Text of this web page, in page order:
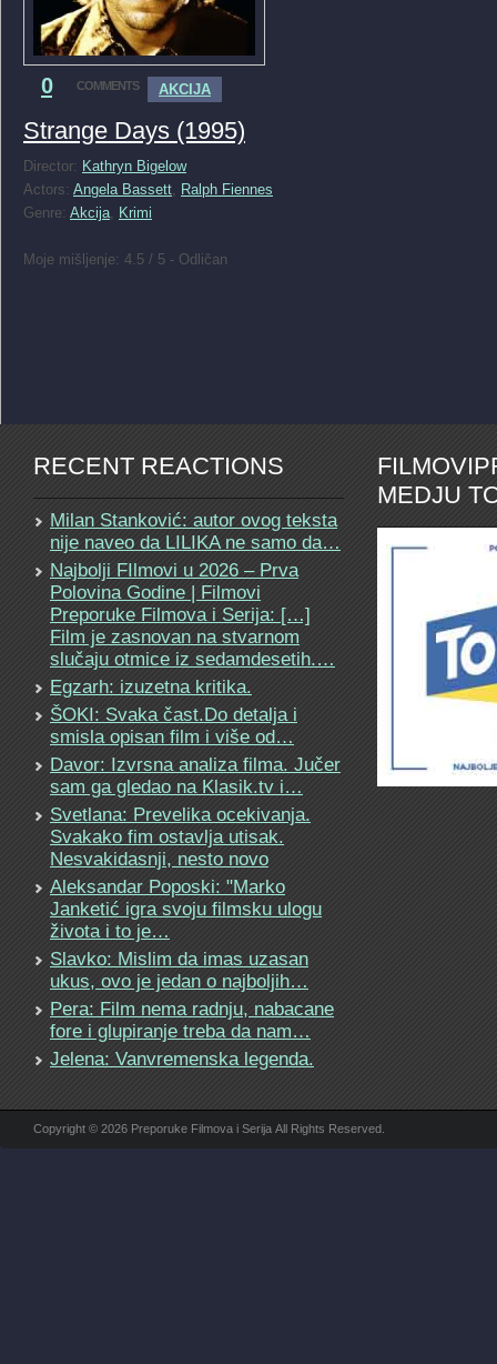
0 COMMENTS AKCIJA
Strange Days (1995)
Director: Kathryn Bigelow
Actors: Angela Bassett
Ralph Fiennes
Genre: Akcija Krimi
Moje mišljenje: 4.5 / 5 - Odličan
RECENT REACTIONS
Milan Stanković: autor ovog teksta
nije naveo da LILIKA ne samo da…
Najbolji FIlmovi u 2026 – Prva
Polovina Godine | Filmovi
Preporuke Filmova i Serija: […]
Film je zasnovan na stvarnom
slučaju otmice iz sedamdesetih.…
Egzarh: izuzetna kritika.
ŠOKI: Svaka čast.Do detalja i
smisla opisan film i više od…
Davor: Izvrsna analiza filma. Jučer
sam ga gledao na Klasik.tv i…
Svetlana: Prevelika ocekivanja.
Svakako fim ostavlja utisak.
Nesvakidasnji, nesto novo
Aleksandar Poposki: "Marko
Janketić igra svoju filmsku ulogu
života i to je…
Slavko: Mislim da imas uzasan
ukus, ovo je jedan o najboljih…
Pera: Film nema radnju, nabacane
fore i glupiranje treba da nam…
Jelena: Vanvremenska legenda.
MEDJU
Copyright © 2026 Preporuke Filmova i Serija All Rights Reserved.